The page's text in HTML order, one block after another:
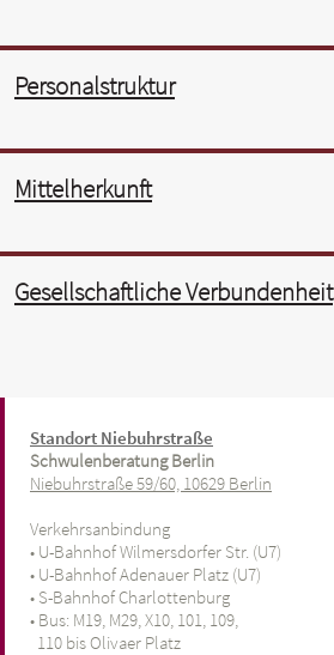
Personalstruktur
Mittelherkunft
Gesellschaftliche Verbundenheit
Standort Niebuhrstraße
Schwulenberatung Berlin
Niebuhrstraße 59/60, 10629 Berlin
Verkehrsanbindung
• U-Bahnhof Wilmersdorfer Str. (U7)
• U-Bahnhof Adenauer Platz (U7)
• S-Bahnhof Charlottenburg
• Bus: M19, M29, X10, 101, 109,
110 bis Olivaer Platz